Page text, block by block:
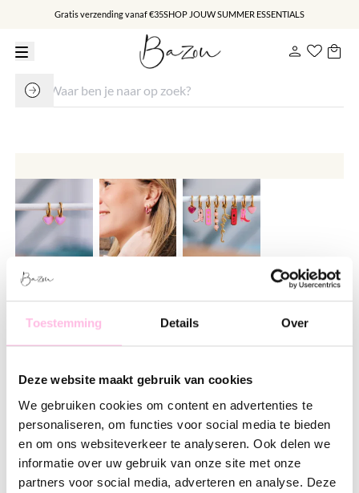
Toestemming Details Over
Deze website maakt gebruik van cookies
We gebruiken cookies om content en advertenties te
personaliseren, om functies voor social media te bieden
en om ons websiteverkeer te analyseren. Ook delen we
informatie over uw gebruik van onze site met onze
partners voor social media, adverteren en analyse. Deze
Gratis verzending vanaf €35SHOP JOUW SUMMER ESSENTIALS
RVS creolen met mini hartje – lila
€ 14.95
Geel Goud Lila Nude Rood
•⁠ ⁠Gratis verzending vanaf €35,-
•⁠ ⁠100% waterproof